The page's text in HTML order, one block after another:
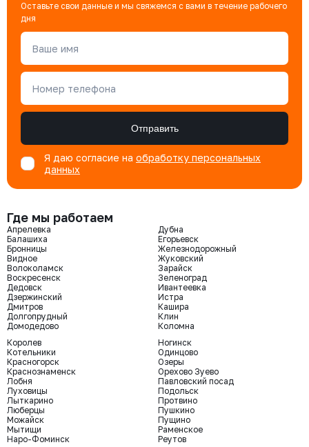
Оставьте свои данные и мы свяжемся с вами в течение рабочего
дня
Ваше имя
Номер телефона
Отправить
Я даю согласие на обработку персональных
данных
Где мы работаем
Апрелевка
Балашиха
Бронницы
Видное
Волоколамск
Воскресенск
Дедовск
Дзержинский
Дмитров
Долгопрудный
Домодедово
Дубна
Егорьевск
Железнодорожный
Жуковский
Зарайск
Зеленоград
Ивантеевка
Истра
Кашира
Клин
Коломна
Королев
Котельники
Красногорск
Краснознаменск
Лобня
Луховицы
Лыткарино
Люберцы
Можайск
Мытищи
Наро-Фоминск
Ногинск
Одинцово
Озеры
Орехово Зуево
Павловский посад
Подольск
Протвино
Пушкино
Пущино
Раменское
Реутов